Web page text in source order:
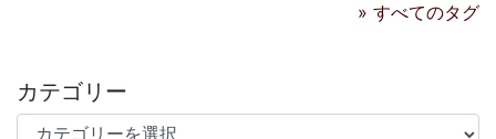
» すべてのタグ
カテゴリー
カテゴリー